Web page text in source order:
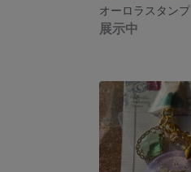
オーロラスタンプ
展示中